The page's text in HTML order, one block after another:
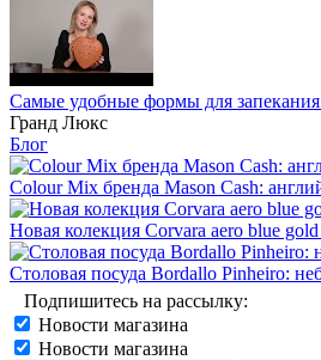
Самые удобные формы для
Гранд Люкс
Блог
Colour Mix бренда Mason Cash:
Новая колекция Corvara aero blue
Столовая посуда Bordallo Pinheiro:
Подпишитесь на рассылку:
Новости магазина
Новости магазина